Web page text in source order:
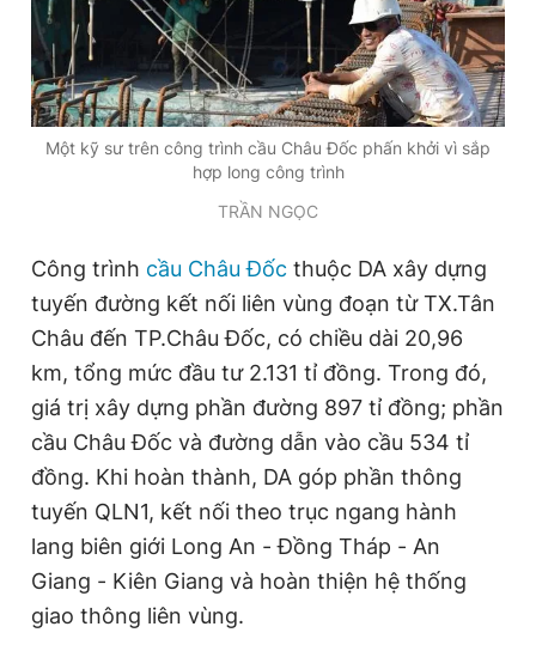
Một kỹ sư trên công trình cầu Châu Đốc phấn khởi vì sắp
hợp long công trình
TRẦN NGỌC
Công trình cầu Châu Đốc thuộc DA xây dựng
tuyến đường kết nối liên vùng đoạn từ TX.Tân
Châu đến TP.Châu Đốc, có chiều dài 20,96
km, tổng mức đầu tư 2.131 tỉ đồng. Trong đó,
giá trị xây dựng phần đường 897 tỉ đồng; phần
cầu Châu Đốc và đường dẫn vào cầu 534 tỉ
đồng. Khi hoàn thành, DA góp phần thông
tuyến QLN1, kết nối theo trục ngang hành
lang biên giới Long An - Đồng Tháp - An
Giang - Kiên Giang và hoàn thiện hệ thống
giao thông liên vùng.